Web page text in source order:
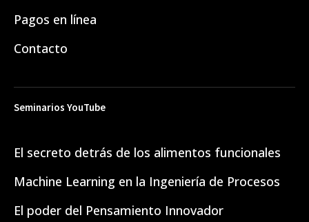
Pagos en línea
Contacto
Seminarios YouTube
El secreto detrás de los alimentos funcionales
Machine Learning en la Ingeniería de Procesos
El poder del Pensamiento Innovador